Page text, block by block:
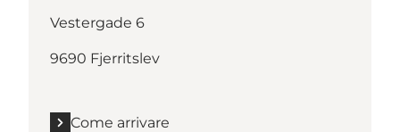
Vestergade 6
9690 Fjerritslev
Come arrivare